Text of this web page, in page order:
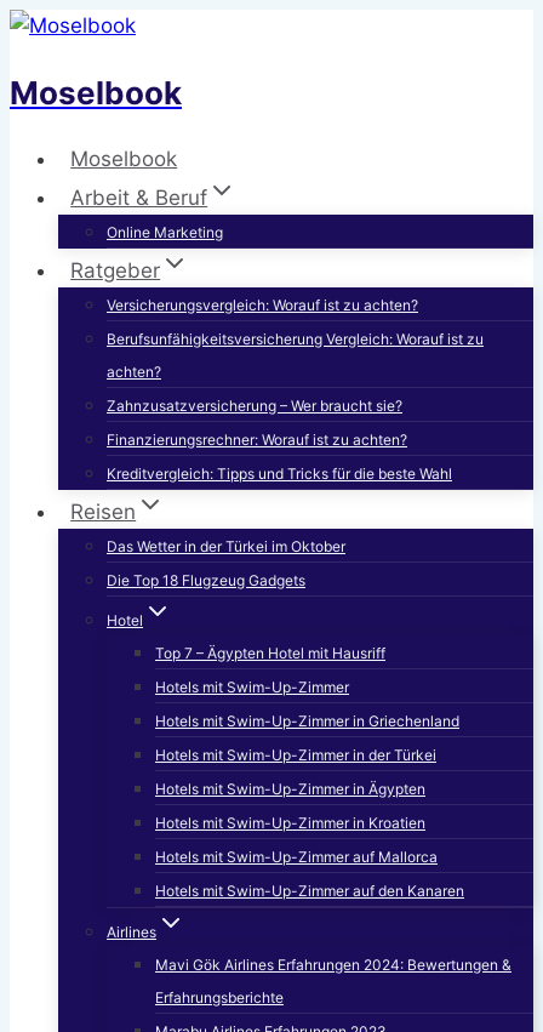
Zum
springen
Moselbook
Moselbook
Arbeit & Beruf
Online Marketing
Ratgeber
Versicherungsvergleich: Worauf ist zu achten?
Berufsunfähigkeitsversicherung Vergleich: Worauf ist zu
achten?
Zahnzusatzversicherung – Wer braucht sie?
Finanzierungsrechner: Worauf ist zu achten?
Kreditvergleich: Tipps und Tricks für die beste Wahl
Reisen
Das Wetter in der Türkei im Oktober
Die Top 18 Flugzeug Gadgets
Hotel
Top 7 – Ägypten Hotel mit Hausriff
Hotels mit Swim-Up-Zimmer
Hotels mit Swim-Up-Zimmer in Griechenland
Hotels mit Swim-Up-Zimmer in der Türkei
Hotels mit Swim-Up-Zimmer in Ägypten
Hotels mit Swim-Up-Zimmer in Kroatien
Hotels mit Swim-Up-Zimmer auf Mallorca
Hotels mit Swim-Up-Zimmer auf den Kanaren
Airlines
Mavi Gök Airlines Erfahrungen 2024: Bewertungen &
Erfahrungsberichte